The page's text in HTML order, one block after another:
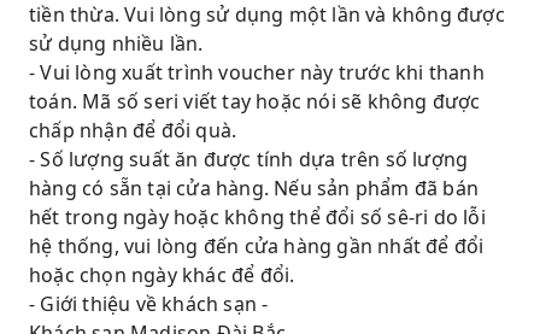
tiền thừa. Vui lòng sử dụng một lần và không được
sử dụng nhiều lần.
- Vui lòng xuất trình voucher này trước khi thanh
toán. Mã số seri viết tay hoặc nói sẽ không được
chấp nhận để đổi quà.
- Số lượng suất ăn được tính dựa trên số lượng
hàng có sẵn tại cửa hàng. Nếu sản phẩm đã bán
hết trong ngày hoặc không thể đổi số sê-ri do lỗi
hệ thống, vui lòng đến cửa hàng gần nhất để đổi
hoặc chọn ngày khác để đổi.
- Giới thiệu về khách sạn -